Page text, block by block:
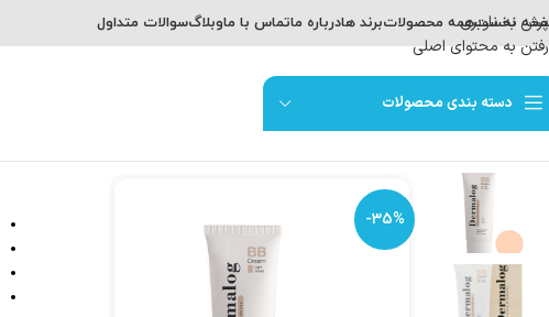
پرش به ناوبری
رفتن به محتوای اصلی
نخستهمه محصولاتبرند هادرباره ماتماس با ماوبلاگسوالات متداول
دسته بندی محصولات
-35%